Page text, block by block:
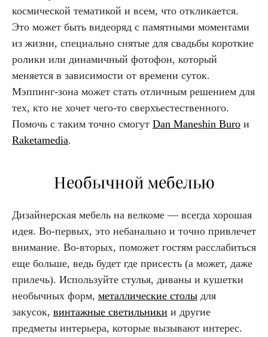
космической тематикой и всем, что откликается.
Это может быть видеоряд с памятными моментами
из жизни, специально снятые для свадьбы короткие
ролики или динамичный фотофон, который
меняется в зависимости от времени суток.
Мэппинг-зона может стать отличным решением для
тех, кто не хочет чего-то сверхъестественного.
Помочь с таким точно смогут Dan Maneshin Buro и
Raketamedia.
Необычной мебелью
Дизайнерская мебель на велкоме — всегда хорошая
идея. Во-первых, это небанально и точно привлечет
внимание. Во-вторых, поможет гостям расслабиться
еще больше, ведь будет где присесть (а может, даже
прилечь). Используйте стулья, диваны и кушетки
необычных форм, металлические столы для
закусок, винтажные светильники и другие
предметы интерьера, которые вызывают интерес.